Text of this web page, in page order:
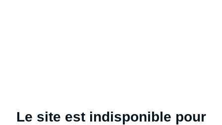
Le site est indisponible pour